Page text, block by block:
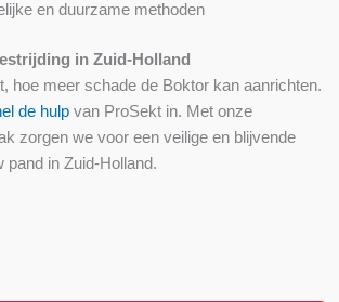
en duurzame methoden
in Zuid-Holland
hoe meer schade de Boktor kan aanrichten.
de hulp van ProSekt in. Met onze
zorgen we voor een veilige en blijvende
pand in Zuid-Holland.